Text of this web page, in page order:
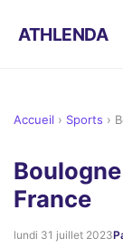
ATHLENDA
Accueil › Sports ›
France
lundi 31 juillet 2023